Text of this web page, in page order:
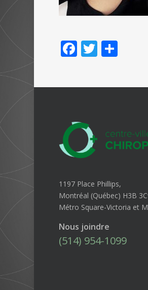
Facebook
Twitter
1197 Place Phillips,
Montréal (Québec) H3B
Métro Square-Victoria et
Nous joindre
(514) 954-1099